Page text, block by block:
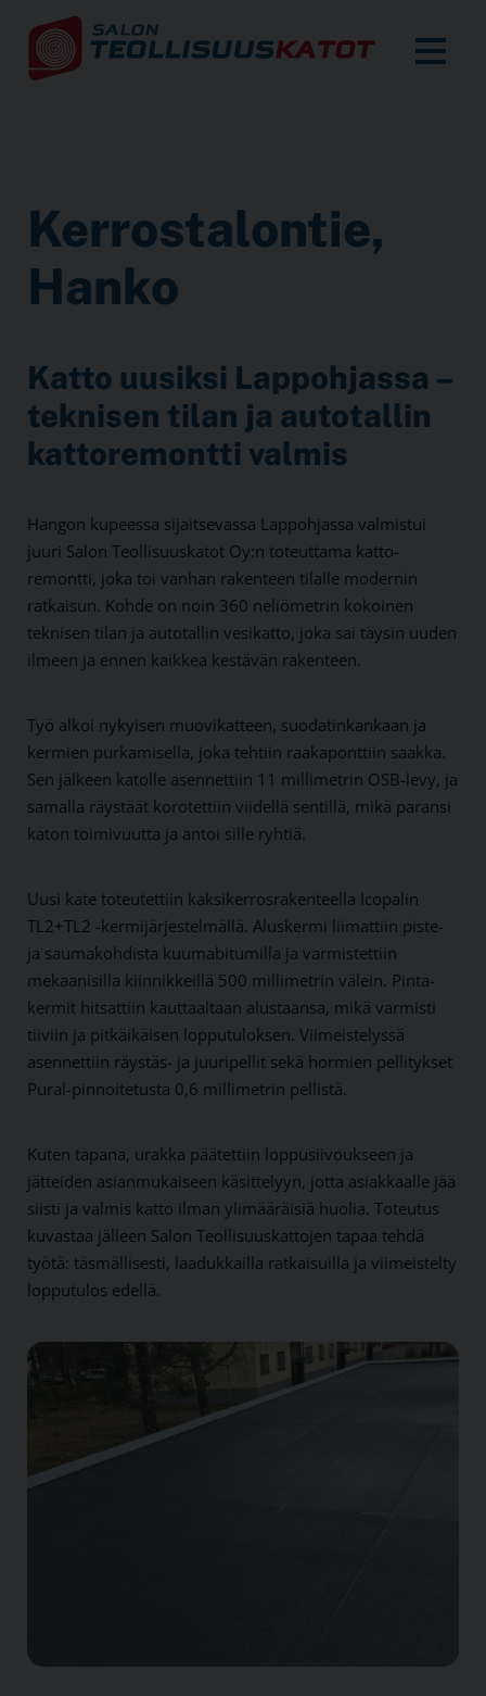
Kerros­talon­tie,
Hanko
Katto uusiksi Lappohjassa –
teknisen tilan ja autotallin
kattoremontti valmis
Hangon kupeessa sijaitsevassa Lap­pohjassa valmistui
juuri Salon Teollisuus­katot Oy:n toteuttama katto­
remontti, joka toi vanhan rakenteen tilalle modernin
ratkaisun. Kohde on noin 360 neliö­metrin kokoinen
teknisen tilan ja auto­tallin vesikatto, joka sai täysin uuden
ilmeen ja ennen kaikkea kestävän rakenteen.
Työ alkoi nykyisen muovi­katteen, suodatin­kankaan ja
kermien purkamisella, joka tehtiin raaka­ponttiin saakka.
Sen jälkeen katolle asennettiin 11 milli­metrin OSB-levy, ja
samalla räystäät korotettiin viidellä sentillä, mikä paransi
katon toimivuutta ja antoi sille ryhtiä.
Uusi kate toteutettiin kaksi­kerros­raken­teella Icopalin
TL2+TL2 -kermi­järjestelmällä. Alus­kermi liimattiin piste-
ja sauma­kohdista kuuma­bitumilla ja varmistettiin
mekaanisilla kiinnikkeillä 500 milli­metrin välein. Pinta­
kermit hitsattiin kauttaaltaan alustaansa, mikä varmisti
tiiviin ja pitkä­ikäisen loppu­tuloksen. Viimeistelyssä
asennettiin räystäs- ja juuri­pellit sekä hormien pellitykset
Pural-pinnoitetusta 0,6 millimetrin pellistä.
Kuten tapana, urakka päätettiin loppu­siivoukseen ja
jätteiden asian­mukaiseen käsittelyyn, jotta asiakkaalle jää
siisti ja valmis katto ilman ylimääräisiä huolia. Toteutus
kuvastaa jälleen Salon Teollisuus­kattojen tapaa tehdä
työtä: täsmällisesti, laadukkailla ratkaisuilla ja viimeistelty
loppu­tulos edellä.